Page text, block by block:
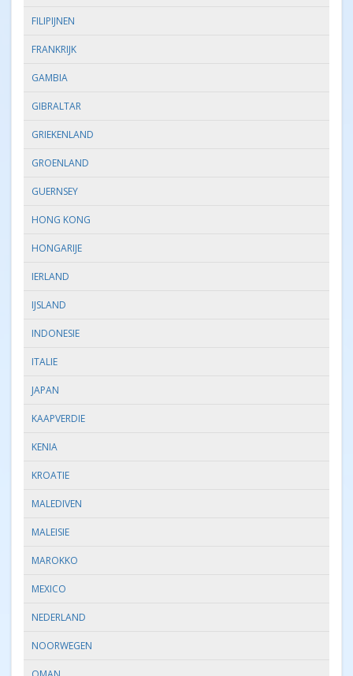
FILIPIJNEN
FRANKRIJK
GAMBIA
GIBRALTAR
GRIEKENLAND
GROENLAND
GUERNSEY
HONG KONG
HONGARIJE
IERLAND
IJSLAND
INDONESIE
ITALIE
JAPAN
KAAPVERDIE
KENIA
KROATIE
MALEDIVEN
MALEISIE
MAROKKO
MEXICO
NEDERLAND
NOORWEGEN